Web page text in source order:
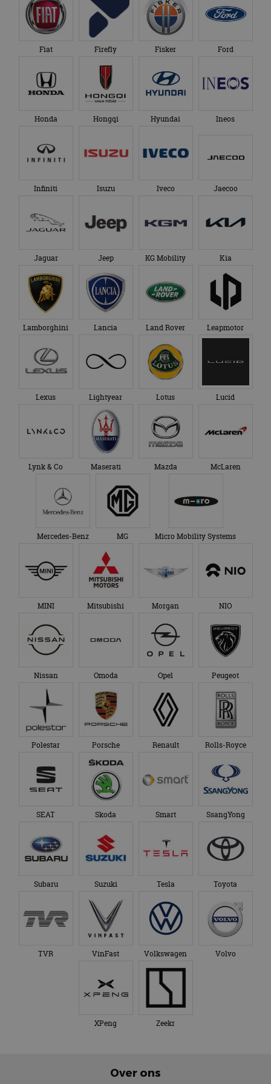
Fiat Firefly Fisker Ford
Honda Hongqi Hyundai Ineos
Infiniti Isuzu Iveco Jaecoo
Jaguar Jeep KG Mobility Kia
Lamborghini Lancia Land Rover Leapmotor
Lexus Lightyear Lotus Lucid
Lynk & Co Maserati Mazda McLaren
Mercedes-Benz MG Micro Mobility Systems
MINI Mitsubishi Morgan NIO
Nissan Omoda Opel Peugeot
Polestar Porsche Renault Rolls-Royce
SEAT Skoda Smart SsangYong
Subaru Suzuki Tesla Toyota
TVR VinFast Volkswagen Volvo
XPeng Zeekr
Over ons